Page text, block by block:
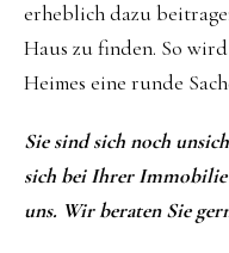
erheblich dazu
Haus zu finden. So
Heimes eine runde
Sie sind sich noch
sich bei Ihrer
uns. Wir beraten Sie